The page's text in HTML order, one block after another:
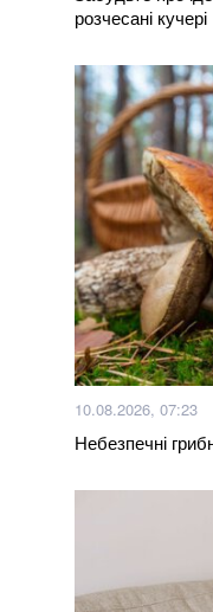
розчесані кучері
10.08.2026, 07:23
Небезпечні